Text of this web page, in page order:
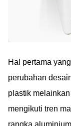
Hal pertama
perubahan
plastik melainkan
mengikuti tren
rangka